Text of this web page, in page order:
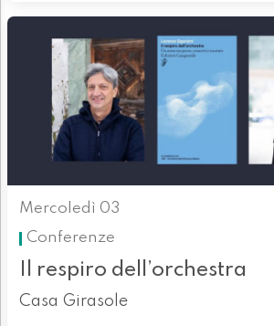
Mercoledì 03
Conferenze
Il respiro dell’orchestra
Casa Girasole